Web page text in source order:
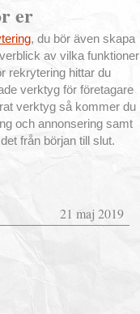
er
, du bör även skapa
av vilka funktioner
rekrytering hittar du
verktyg för företagare
verktyg så kommer du
och annonsering samt
från början till slut.
21 maj 2019